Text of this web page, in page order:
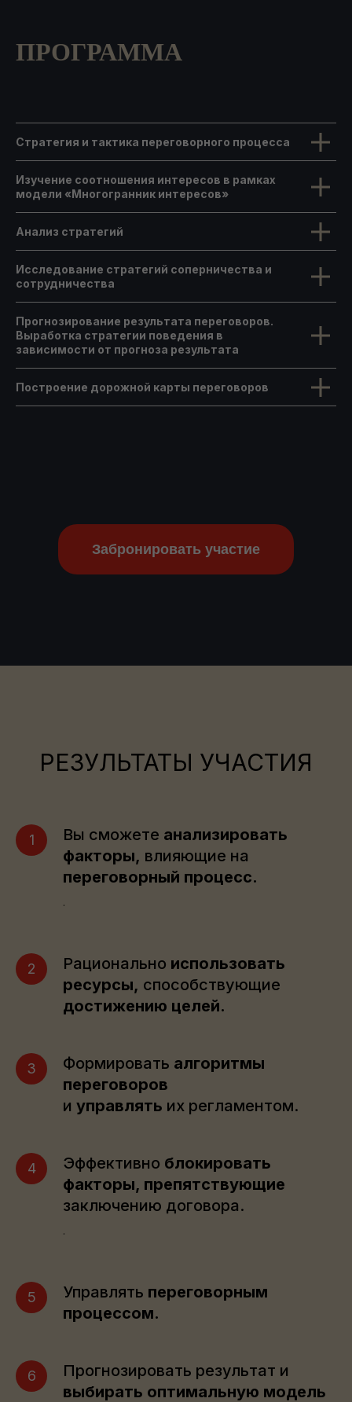
ПРОГРАММА
Стратегия и тактика переговорного процесса
Изучение соотношения интересов в рамках
модели «Многогранник интересов»
Анализ стратегий
Исследование стратегий соперничества и
сотрудничества
Прогнозирование результата переговоров.
Выработка стратегии поведения в
зависимости от прогноза результата
Построение дорожной карты переговоров
Забронировать участие
РЕЗУЛЬТАТЫ УЧАСТИЯ
Вы сможете анализировать
факторы, влияющие на
переговорный процесс.
.
Рационально использовать
ресурсы, способствующие
достижению целей.
Формировать алгоритмы
переговоров
и управлять их регламентом.
Эффективно блокировать
факторы, препятствующие
заключению договора.
.
Управлять переговорным
процессом.
Прогнозировать результат и
выбирать оптимальную модель